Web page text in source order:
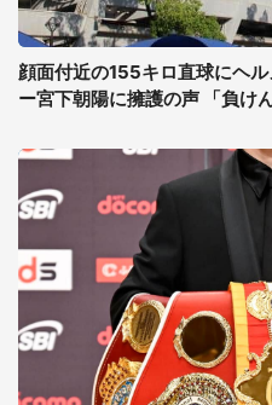
顔面付近の155キロ直球にヘ
ー宮下朝陽に擁護の声 「負け